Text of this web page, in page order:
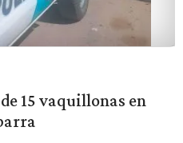
15 vaquillonas en